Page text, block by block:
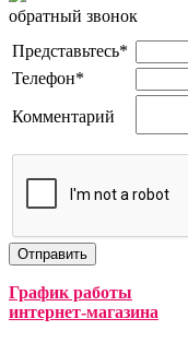
обратный звонок
Представьтесь*
Телефон*
Комментарий
График работы
интернет-магазина